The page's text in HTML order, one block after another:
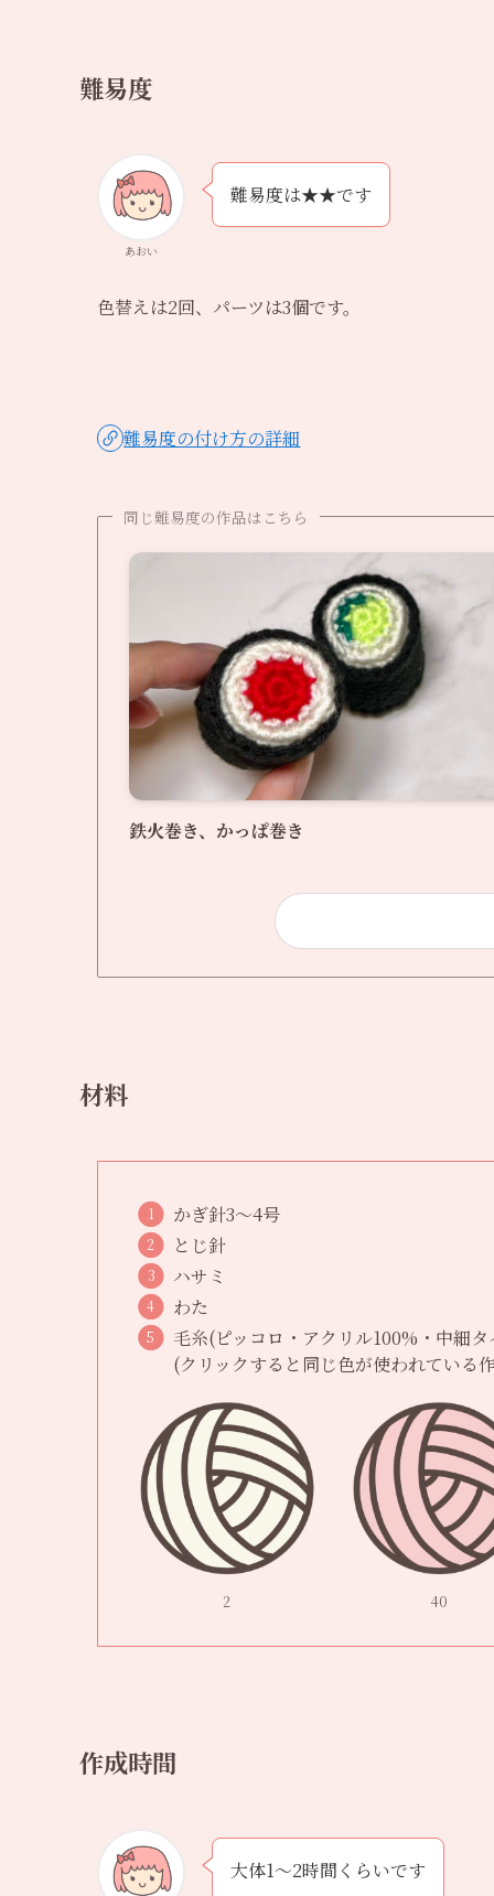
難易度
あおい
難易度は★★です
色替えは2回、パーツは3個です。
難易度の付け方の詳細
同じ難易度の作品はこちら
鉄火巻き、かっぱ巻き
材料
かぎ針3〜4号
とじ針
ハサミ
わた
毛糸(ピッコロ・アクリル100%・中細
(クリックすると同じ色が使われている
2 40
作成時間
大体1〜2時間くらいです